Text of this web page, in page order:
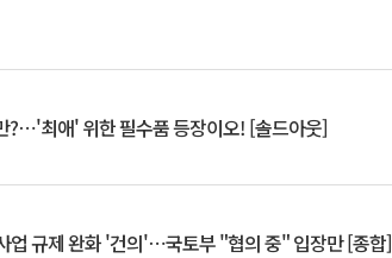
?⋯'최애' 위한 필수품 등장이오! [솔드아웃]
업 규제 완화 '건의'⋯국토부 "협의 중" 입장만 [종합]